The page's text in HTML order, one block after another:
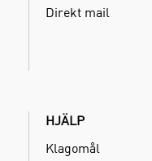
Direkt mail
HJÄLP
Klagomål